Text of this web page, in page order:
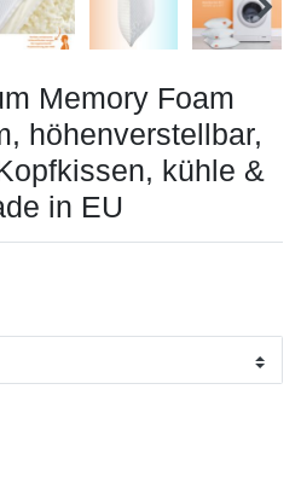
Memory Foam
höhenverstellbar,
kühle &
in EU